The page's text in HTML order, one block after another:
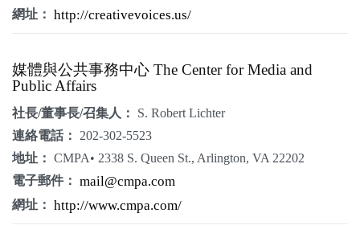
網址： http://creativevoices.us/
媒體與公共事務中心 The Center for Media and
Public Affairs
社長/董事長/召集人： S. Robert Lichter
連絡電話： 202-302-5523
地址： CMPA• 2338 S. Queen St., Arlington, VA 22202
電子郵件： mail@cmpa.com
網址： http://www.cmpa.com/